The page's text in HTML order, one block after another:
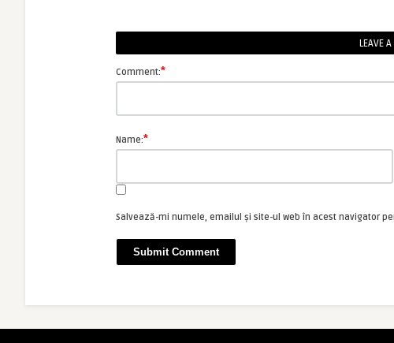
LEAVE
Comment:*
Name:*
Salvează-mi numele, emailul și site-ul web în acest navigator